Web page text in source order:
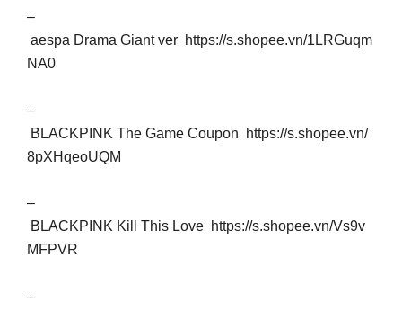
–
aespa Drama Giant ver https://s.shopee.vn/1LRGuqm
NA0
–
BLACKPINK The Game Coupon https://s.shopee.vn/
8pXHqeoUQM
–
BLACKPINK Kill This Love https://s.shopee.vn/Vs9v
MFPVR
–